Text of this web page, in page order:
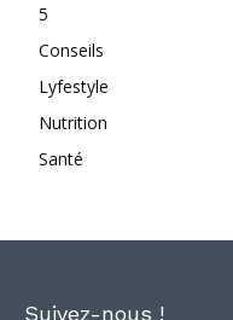
5
Conseils
Lyfestyle
Nutrition
Santé
Suivez-nous !